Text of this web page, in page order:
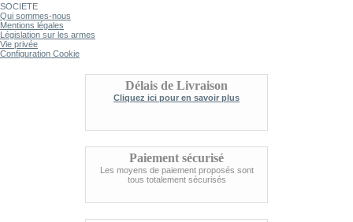
SOCIETE
Qui sommes-nous
Mentions légales
Législation sur les armes
Vie privée
Configuration Cookie
Délais de Livraison
Cliquez ici pour en savoir plus
Paiement sécurisé
Les moyens de paiement proposés sont
tous totalement sécurisés